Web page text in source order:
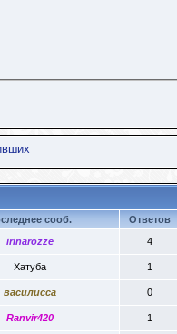
сооб. Ответов
irinarozze 4
Хатуба 1
василисса 0
Ranvir420 1